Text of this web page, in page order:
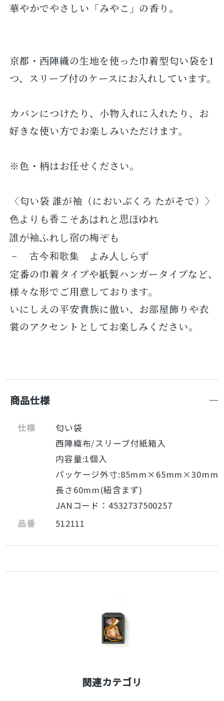
華やかでやさしい「みやこ」の香り。
京都・西陣織の生地を使った巾着型匂い袋を1
つ、スリーブ付のケースにお入れしています。
カバンにつけたり、小物入れに入れたり、お
好きな使い方でお楽しみいただけます。
※色・柄はお任せください。
〈匂い袋 誰が袖（においぶくろ たがそで）〉
色よりも香こそあはれと思ほゆれ
誰が袖ふれし宿の梅ぞも
－ 古今和歌集 よみ人しらず
定番の巾着タイプや紙製ハンガータイプなど、
様々な形でご用意しております。
いにしえの平安貴族に倣い、お部屋飾りや衣
裳のアクセントとしてお楽しみください。
商品仕様
仕様
匂い袋
西陣織布/スリーブ付紙箱入
内容量:1個入
パッケージ外寸:85mm×65mm×30mm
長さ60mm(紐含まず)
JANコード：4532737500257
品番
512111
関連カテゴリ